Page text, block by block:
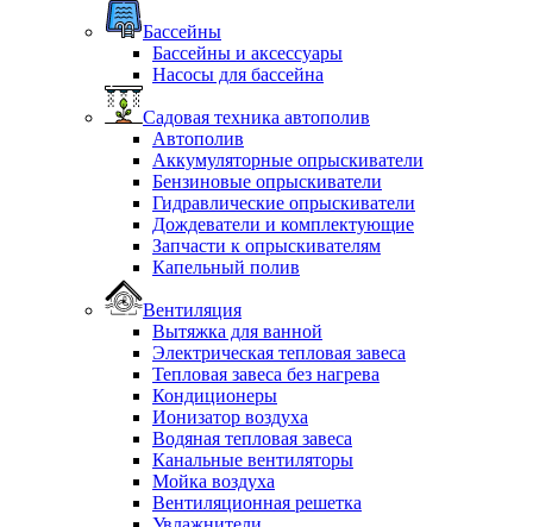
Бассейны
Бассейны и аксессуары
Насосы для бассейна
Садовая техника автополив
Автополив
Аккумуляторные опрыскиватели
Бензиновые опрыскиватели
Гидравлические опрыскиватели
Дождеватели и комплектующие
Запчасти к опрыскивателям
Капельный полив
Вентиляция
Вытяжка для ванной
Электрическая тепловая завеса
Тепловая завеса без нагрева
Кондиционеры
Ионизатор воздуха
Водяная тепловая завеса
Канальные вентиляторы
Мойка воздуха
Вентиляционная решетка